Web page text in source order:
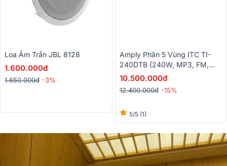
Loa Âm Trần JBL 8128
1.600.000đ
1.650.000đ -3%
Amply Phân 5 Vùng ITC TI-
240DTB (240W, MP3, FM,
Bluetooth)
10.500.000đ
12.400.000đ -15%
5/5 (1)